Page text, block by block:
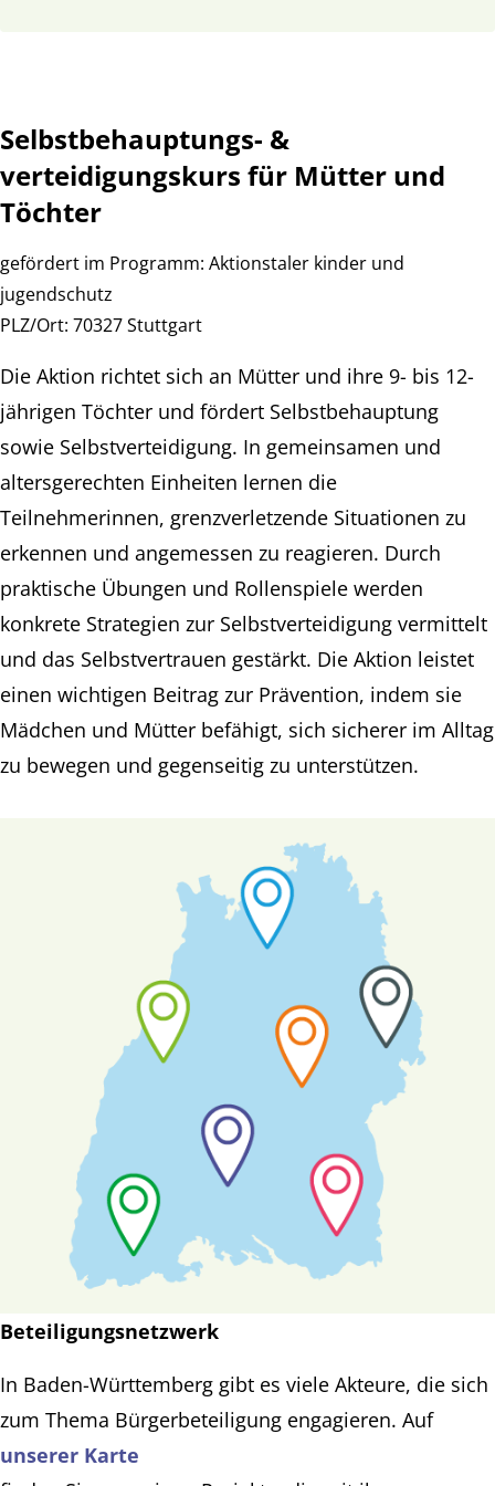
Selbstbehauptungs- &
verteidigungskurs für Mütter und
Töchter
gefördert im Programm: Aktionstaler kinder und
jugendschutz
PLZ/Ort: 70327 Stuttgart
Die Aktion richtet sich an Mütter und ihre 9- bis 12-
jährigen Töchter und fördert Selbstbehauptung
sowie Selbstverteidigung. In gemeinsamen und
altersgerechten Einheiten lernen die
Teilnehmerinnen, grenzverletzende Situationen zu
erkennen und angemessen zu reagieren. Durch
praktische Übungen und Rollenspiele werden
konkrete Strategien zur Selbstverteidigung vermittelt
und das Selbstvertrauen gestärkt. Die Aktion leistet
einen wichtigen Beitrag zur Prävention, indem sie
Mädchen und Mütter befähigt, sich sicherer im Alltag
zu bewegen und gegenseitig zu unterstützen.
Beteiligungsnetzwerk
In Baden-Württemberg gibt es viele Akteure, die sich
zum Thema Bürgerbeteiligung engagieren. Auf
unserer Karte